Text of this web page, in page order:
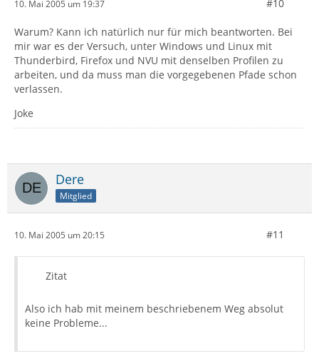
10. Mai 2005 um 19:37 #10
Warum? Kann ich natürlich nur für mich beantworten. Bei
mir war es der Versuch, unter Windows und Linux mit
Thunderbird, Firefox und NVU mit denselben Profilen zu
arbeiten, und da muss man die vorgegebenen Pfade schon
verlassen.
Joke
Dere
Mitglied
10. Mai 2005 um 20:15 #11
Zitat
Also ich hab mit meinem beschriebenem Weg absolut
keine Probleme...